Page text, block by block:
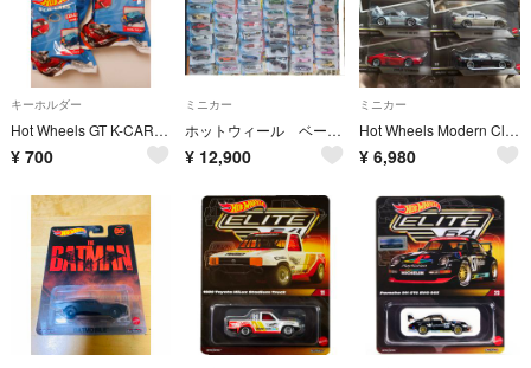
キーホルダー
Hot Wheels GT K-CARS キーチェーン
¥ 700
ミニカー
ホットウィール ベーシック+その他 計80台
¥ 12,900
ミニカー
Hot Wheels Modern Classics 4台セット NISMO 270R テスタロッサSoarer 993 GT2
¥ 6,980